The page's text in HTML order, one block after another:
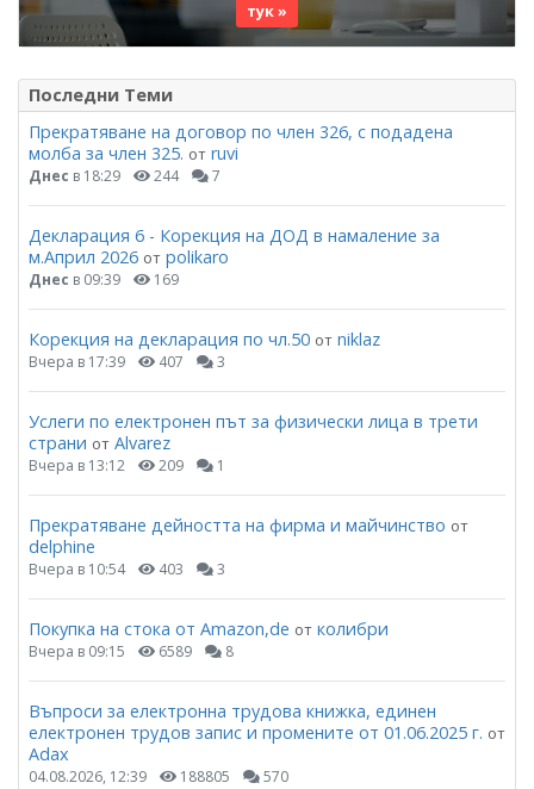
тук »
Последни Теми
Прекратяване на договор по член 326, с подадена
молба за член 325. от ruvi
Днес в 18:29 244 7
Декларация 6 - Корекция на ДОД в намаление за
м.Април 2026 от polikaro
Днес в 09:39 169
Корекция на декларация по чл.50 от niklaz
Вчера в 17:39 407 3
Услеги по електронен път за физически лица в трети
страни от Alvarez
Вчера в 13:12 209 1
Прекратяване дейността на фирма и майчинство от
delphine
Вчера в 10:54 403 3
Покупка на стока от Amazon,de от колибри
Вчера в 09:15 6589 8
Въпроси за електронна трудова книжка, единен
електронен трудов запис и промените от 01.06.2025 г. от
Adax
04.08.2026, 12:39 188805 570